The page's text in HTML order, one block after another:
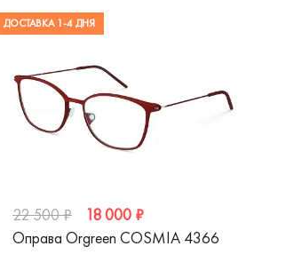
ДОСТАВКА 1-4 ДНЯ
22 500 ₽
18 000 ₽
Оправа Orgreen COSMIA 43­66